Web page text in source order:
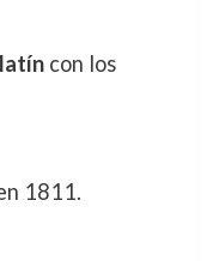
latíncon los
1811.